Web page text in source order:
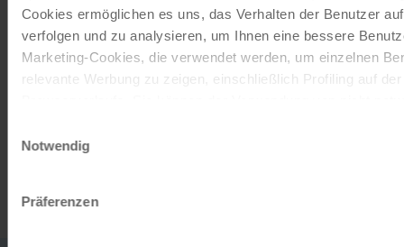
Cookies ermöglichen es uns, das Verhalten der Benutzer
verfolgen und zu analysieren, um Ihnen eine bessere
Marketing-Cookies, die verwendet werden, um einzelnen
relevante Werbung zu zeigen, einschließlich Profiling auf
entscheiden, nur notwendige Cookies zu verwenden, indem
Impressum
Notwendig
Präferenzen